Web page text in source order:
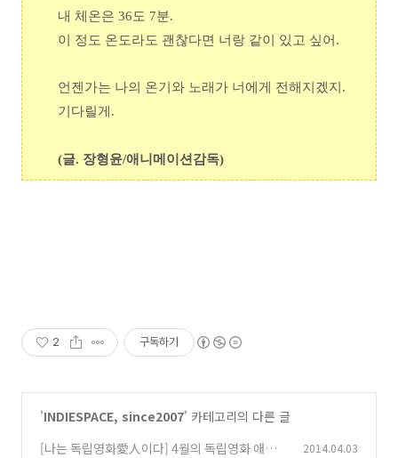
내 체온은 36도 7분.
이 정도 온도라도 괜찮다면 너랑 같이 있고 싶어.
언젠가는 나의 온기와 노래가 너에게 전해지겠지.
기다릴게.
(글. 장형윤/애니메이션감독)
2 구독하기
'INDIESPACE, since2007' 카테고리의 다른 글
[나는 독립영화愛人이다] 4월의 독립영화 애인
2014.04.03